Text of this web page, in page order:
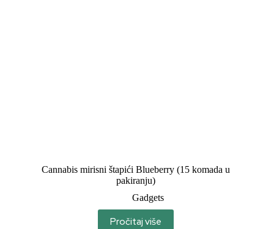
Cannabis mirisni štapići Blueberry (15 komada u
pakiranju)
Gadgets
Pročitaj više